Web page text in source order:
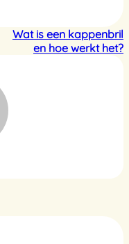
Wat is een kappenbril
en hoe werkt het?